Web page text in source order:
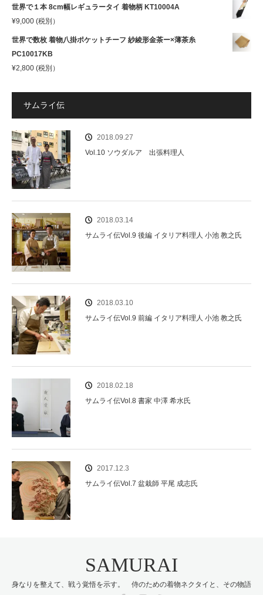
世界で１本 8cm幅レギュラータイ 着物柄 KT10004A
¥9,000 (税別）
世界で数枚 着物八掛ポケットチーフ 紗綾形金茶ー×薄茶糸
PC10017KB
¥2,800 (税別）
サムライ伝
2018.09.27
Vol.10 ソウダルア 出張料理人
2018.03.14
サムライ伝Vol.9 後編 イタリア料理人 小池 教之氏
2018.03.10
サムライ伝Vol.9 前編 イタリア料理人 小池 教之氏
2018.02.18
サムライ伝Vol.8 書家 中澤 希水氏
2017.12.3
サムライ伝Vol.7 盆栽師 平尾 成志氏
SAMURAI
身なりを整えて、戦う覚悟を示す。 侍のための着物ネクタイと、その物語